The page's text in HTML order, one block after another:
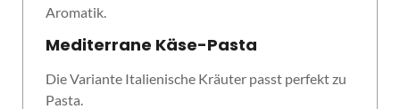
Aromatik.
Mediterrane Käse-Pasta
Die Variante Italienische Kräuter passt perfekt zu
Pasta.